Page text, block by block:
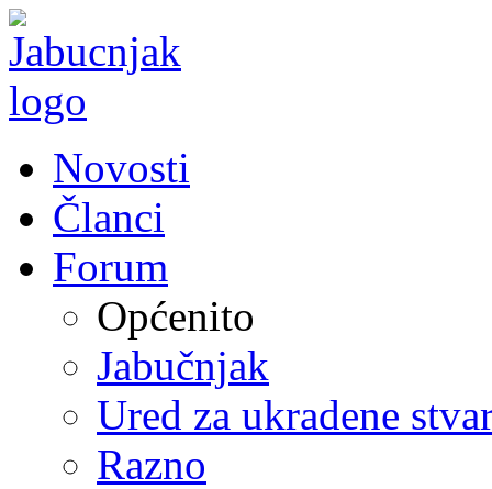
Novosti
Članci
Forum
Općenito
Jabučnjak
Ured za ukradene
Razno